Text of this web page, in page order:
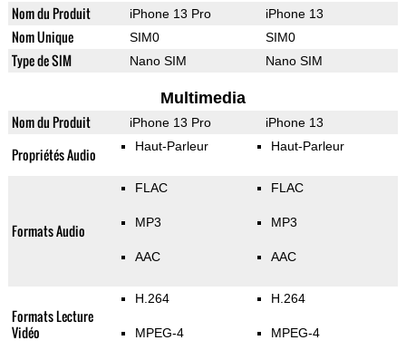
Nom du Produit iPhone 13 Pro iPhone 13
Nom Unique SIM0 SIM0
Type de SIM Nano SIM Nano SIM
Multimedia
Nom du Produit iPhone 13 Pro iPhone 13
Propriétés Audio Haut-Parleur Haut-Parleur
Formats Audio
FLAC
MP3
AAC
FLAC
MP3
AAC
Formats Lecture
Vidéo
H.264
MPEG-4
H.264
MPEG-4